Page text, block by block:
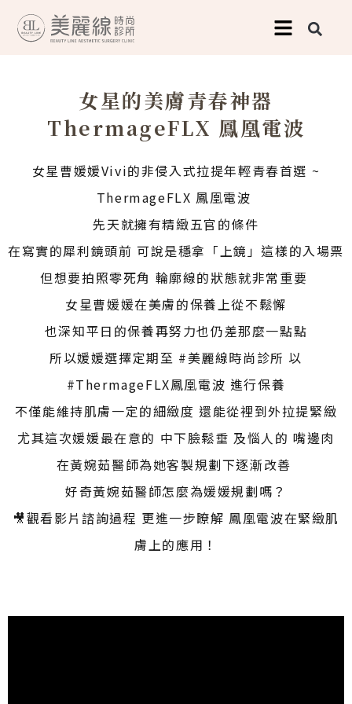
女星的美膚青春神器
ThermageFLX 鳳凰電波
女星曹媛媛Vivi的非侵入式拉提年輕青春首選 ~
ThermageFLX 鳳凰電波 ​
先天就擁有精緻五官的條件
在寫實的犀利鏡頭前 可說是穩拿「上鏡」這樣的入場票
但想要拍照零死角 輪廓線的狀態就非常重要 ​
女星曹媛媛在美膚的保養上從不鬆懈
也深知平日的保養再努力也仍差那麼一點點
所以媛媛選擇定期至 #美麗線時尚診所 以
#ThermageFLX鳳凰電波 進行保養
不僅能維持肌膚一定的細緻度 還能從裡到外拉提緊緻
尤其這次媛媛最在意的 中下臉鬆垂 及惱人的 嘴邊肉
在黃婉茹醫師為她客製規劃下逐漸改善 ​
好奇黃婉茹醫師怎麼為媛媛規劃嗎？
🎥觀看影片諮詢過程 更進一步瞭解 鳳凰電波在緊緻肌
膚上的應用！